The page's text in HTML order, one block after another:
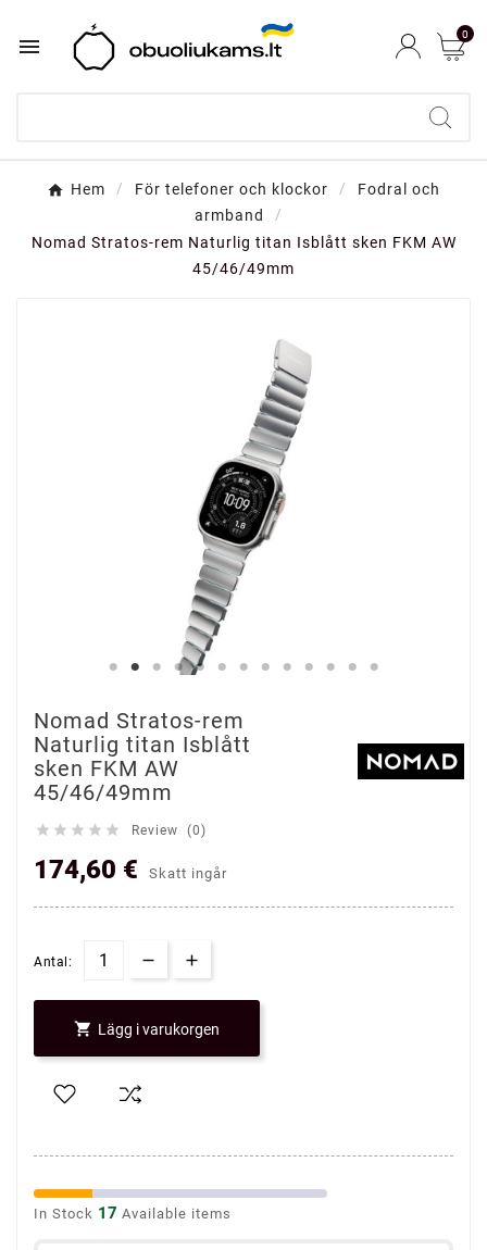
 0
Hem För telefoner och klockor
Fodral och
armband
Nomad Stratos-rem Naturlig titan Isblått sken FKM AW
45/46/49mm
Nomad Stratos-rem
Naturlig titan Isblått
sken FKM AW
45/46/49mm
     Review (0)
174,60 € Skatt ingår
Antal:
 Lägg i varukorgen
In Stock 17 Available items